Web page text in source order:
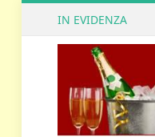
IN EVIDENZA